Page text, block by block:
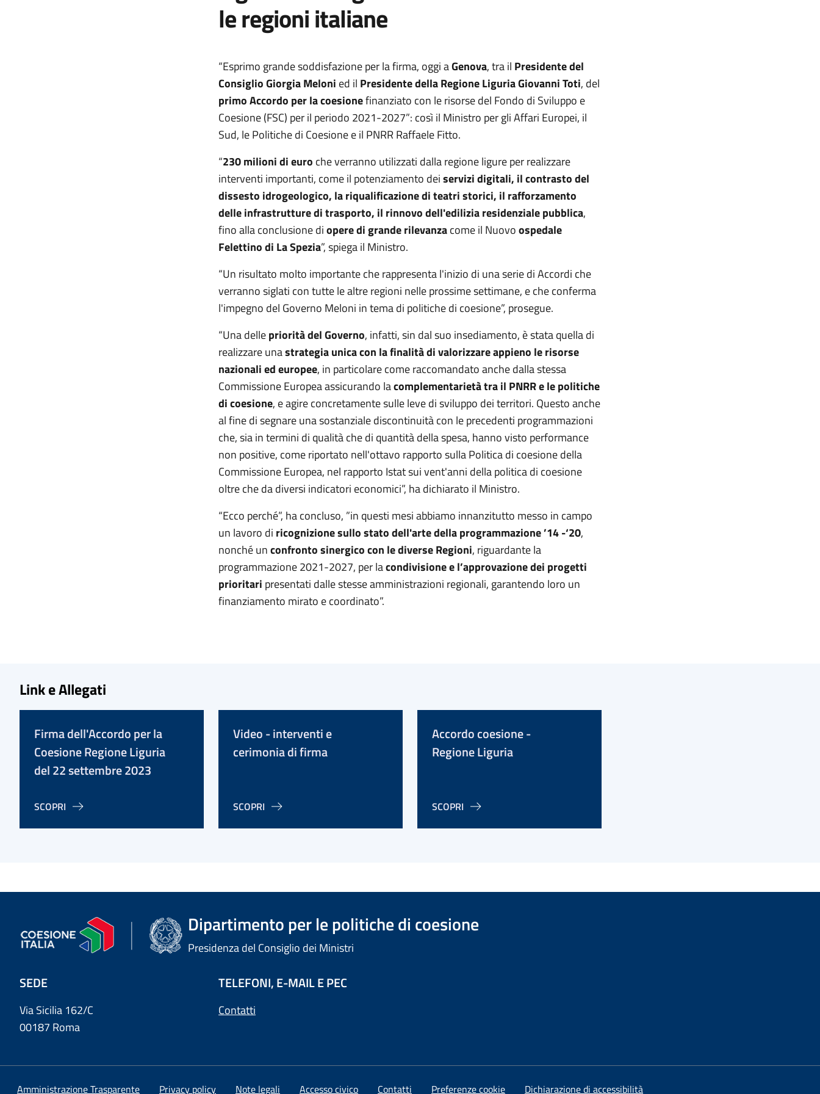
le regioni italiane
“Esprimo grande soddisfazione per la firma, oggi aGenova, tra il Presidente del
Consiglio Giorgia Meloni ed il Presidente della Regione Liguria Giovanni Toti, del
primo Accordo per la coesionefinanziato con le risorse del Fondo di Sviluppo e
Coesione (FSC) per il periodo 2021-2027”: così il Ministro per gli Affari Europei, il
Sud, le Politiche di Coesione e il PNRR Raffaele Fitto.
“230 milioni di euro che verranno utilizzati dalla regione ligure per realizzare
interventi importanti, come il potenziamento deiservizi digitali, il contrasto del
dissesto idrogeologico, la riqualificazione di teatri storici, il rafforzamento
delle infrastrutture di trasporto, il rinnovo dell'edilizia residenziale pubblica,
fino alla conclusione diopere di grande rilevanzacome il Nuovoospedale
Felettino di La Spezia”, spiega il Ministro.
“Un risultato molto importante che rappresenta l'inizio di una serie di Accordi che
verranno siglati con tutte le altre regioni nelle prossime settimane, e che conferma
l'impegno del Governo Meloni in tema di politiche di coesione”, prosegue.
“Una dellepriorità del Governo, infatti, sin dal suo insediamento, è stata quella di
realizzare unastrategia unica con la finalità di valorizzare appieno le risorse
nazionali ed europee, in particolare come raccomandato anche dalla stessa
Commissione Europea assicurando lacomplementarietà tra il PNRR e le politiche
di coesione, e agire concretamente sulle leve di sviluppo dei territori. Questo anche
al fine di segnare una sostanziale discontinuità con le precedenti programmazioni
che, sia in termini di qualità che di quantità della spesa, hanno visto performance
non positive, come riportato nell'ottavo rapporto sulla Politica di coesione della
Commissione Europea, nel rapporto Istat sui vent'anni della politica di coesione
oltre che da diversi indicatori economici”, ha dichiarato il Ministro.
“Ecco perché”, ha concluso, ”in questi mesi abbiamo innanzitutto messo in campo
un lavoro di ricognizione sullo stato dell'arte della programmazione ’14 -‘20,
nonché unconfronto sinergico con le diverse Regioni, riguardante la
programmazione 2021-2027, per lacondivisione e l’approvazione dei progetti
prioritari presentati dalle stesse amministrazioni regionali, garantendo loro un
finanziamento mirato e coordinato”.
Link e Allegati
Firma dell'Accordo per la
Coesione Regione Liguria
del 22 settembre 2023
SCOPRI
Video - interventi e
cerimonia di firma
SCOPRI
Accordo coesione -
Regione Liguria
SCOPRI
Dipartimento per le politiche di coesione
Presidenza del Consiglio dei Ministri
SEDE
Via Sicilia 162/C
00187 Roma
TELEFONI, E-MAIL E PEC
Contatti
Amministrazione Trasparente Privacy policy Note legali Accesso civico Contatti Preferenze cookie Dichiarazione di accessibilità